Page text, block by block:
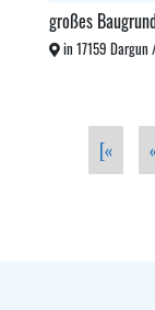
großes
in 17159
[«